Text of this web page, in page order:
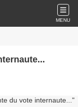
MENU